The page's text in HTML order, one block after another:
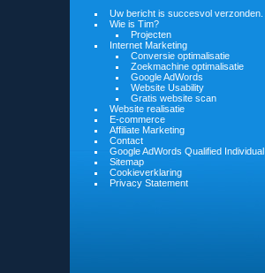
Uw bericht is succesvol verzonden.
Wie is Tim?
Projecten
Internet Marketing
Conversie optimalisatie
Zoekmachine optimalisatie
Google AdWords
Website Usability
Gratis website scan
Website realisatie
E-commerce
Affiliate Marketing
Contact
Google AdWords Qualified Individual
Sitemap
Cookieverklaring
Privacy Statement